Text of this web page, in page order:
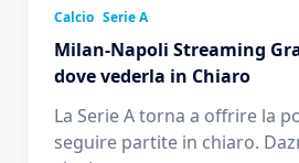
Calcio Serie A
Milan-Napoli Streaming
dove vederla in Chiaro
La Serie A torna a offrire la
seguire partite in chiaro.